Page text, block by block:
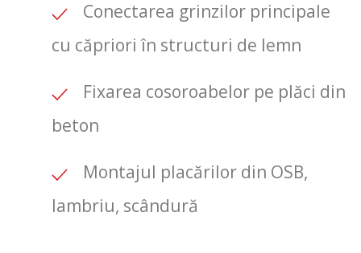
Conectarea grinzilor principale
cu căpriori în structuri de lemn
Fixarea cosoroabelor pe plăci din
beton
Montajul placărilor din OSB,
lambriu, scândură